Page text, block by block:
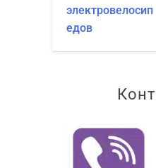
электровелосип
едов